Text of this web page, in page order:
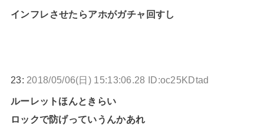
インフレさせたらアホがガチャ回すし
23: 2018/05/06(日) 15:13:06.28 ID:oc25KDtad
ルーレットほんときらい
ロックで防げっていうんかあれ